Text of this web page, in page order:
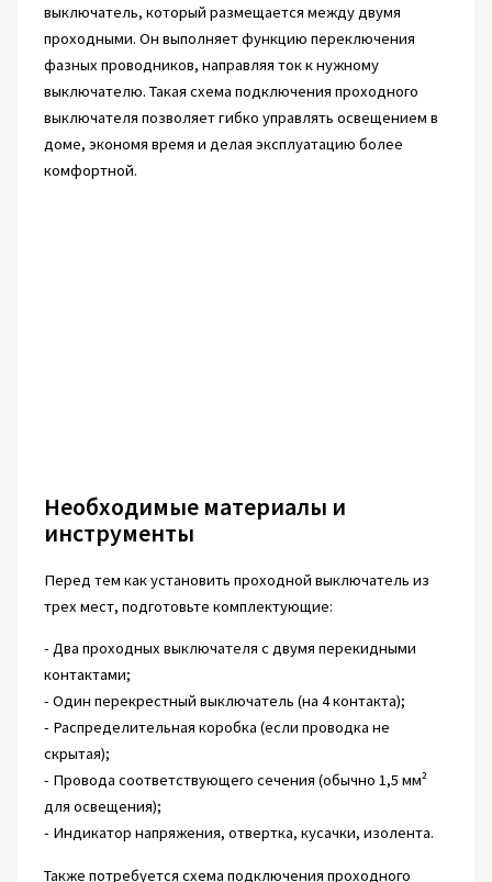
выключатель, который размещается между двумя
проходными. Он выполняет функцию переключения
фазных проводников, направляя ток к нужному
выключателю. Такая схема подключения проходного
выключателя позволяет гибко управлять освещением в
доме, экономя время и делая эксплуатацию более
комфортной.
Необходимые материалы и
инструменты
Перед тем как установить проходной выключатель из
трех мест, подготовьте комплектующие:
- Два проходных выключателя с двумя перекидными
контактами;
- Один перекрестный выключатель (на 4 контакта);
- Распределительная коробка (если проводка не
скрытая);
- Провода соответствующего сечения (обычно 1,5 мм²
для освещения);
- Индикатор напряжения, отвертка, кусачки, изолента.
Также потребуется схема подключения проходного